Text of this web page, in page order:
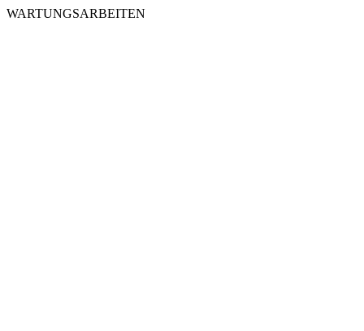
WARTUNGSARBEITEN